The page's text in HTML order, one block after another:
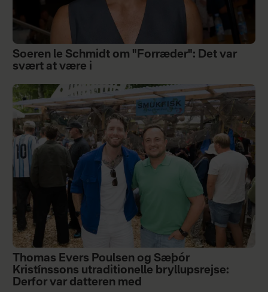
Soeren le Schmidt om "Forræder": Det var
svært at være i
Thomas Evers Poulsen og Sæþór
Kristínssons utraditionelle bryllupsrejse:
Derfor var datteren med